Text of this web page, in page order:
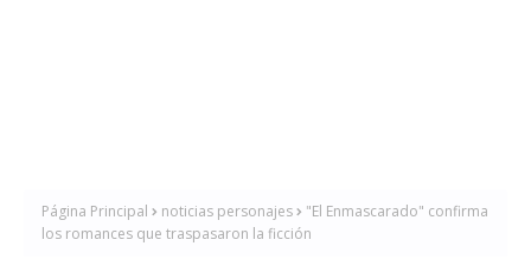
Página Principal noticias personajes
"El Enmascarado" confirma
los romances que traspasaron la ficción